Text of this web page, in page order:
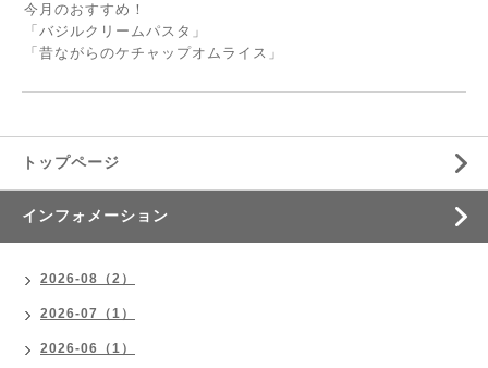
今月のおすすめ！
「バジルクリームパスタ」
「昔ながらのケチャップオムライス」
トップページ
インフォメーション
2026-08（2）
2026-07（1）
2026-06（1）